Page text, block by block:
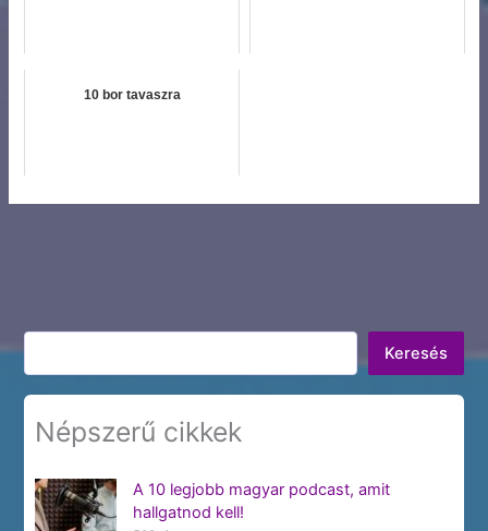
10 bor tavaszra
Keresés
Keresés
Népszerű cikkek
A 10 legjobb magyar podcast, amit
hallgatnod kell!